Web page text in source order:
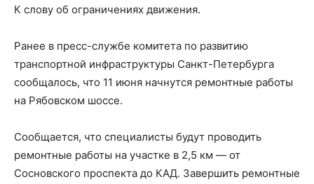
К слову об ограничениях движения.
Ранее в пресс-службе комитета по развитию
транспортной инфраструктуры Санкт-Петербурга
сообщалось, что 11 июня начнутся ремонтные работы
на Рябовском шоссе.
Сообщается, что специалисты будут проводить
ремонтные работы на участке в 2,5 км — от
Сосновского проспекта до КАД. Завершить ремонтные